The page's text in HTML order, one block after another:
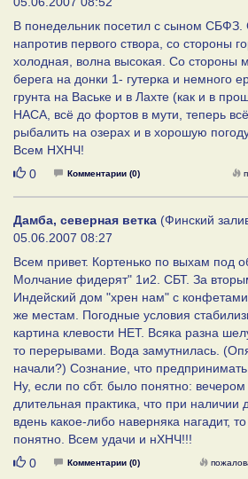
В понедельник посетил с сыном СБФЗ.
напротив первого створа, со стороны
холодная, волна высокая. Со стороны
берега на донки 1- гутерка и немного
грунта на Ваське и в Лахте (как и в
НАСА, всё до фортов в мути, теперь
рыбалить на озерах и в хорошую
Всем НХНЧ!
Нравится
0 Комментарии (0)
Дамба, северная ветка (Финский
05.06.2007 08:27
Всем привет. Кортенько по выхам под
Молчание фидерят" 1и2. СБТ. За
Индейский дом "хрен нам" с
же местам. Погодные условия
картина клевости НЕТ. Всяка разна
то перерывами. Вода замутнилась.
начали?) Сознание, что
Ну, если по сбт. было понятно:
длительная практика, что при наличии
вдень какое-либо наверняка нагадит,
понятно. Всем удачи и нХНЧ!!!
Нравится
0 Комментарии (0)